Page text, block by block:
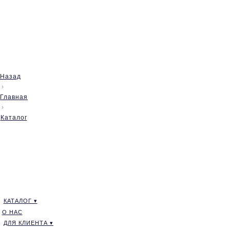
КАТАЛОГ ▾
О НАС
ДЛЯ КЛИЕНТА ▾
Назад
›
Главная
›
Каталог